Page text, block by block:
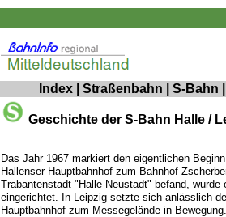
Index| Straßenbahn S-Bahn
Geschichte der S-Bahn Halle /
Das Jahr 1967 markiert den eigentlichen
Hallenser Hauptbahnhof zum Bahnhof
Trabantenstadt "Halle-Neustadt" befand,
eingerichtet. In Leipzig setzte sich anlässlich
Hauptbahnhof zum Messegelände in Bewegung.